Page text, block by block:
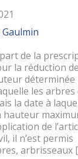
de la
la réduction
déterminée
les
la date à
hauteur
de
il n’est permis
arbrisseaux